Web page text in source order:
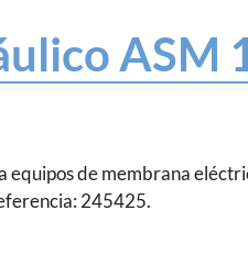
ASM
de membrana
245425.